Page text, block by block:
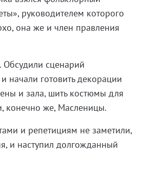
руководителем которого
она же и член правления
сценарий
начали готовить декорации
и зала, шить костюмы для
конечно же, Масленицы.
и репетициям не заметили,
и наступил долгожданный